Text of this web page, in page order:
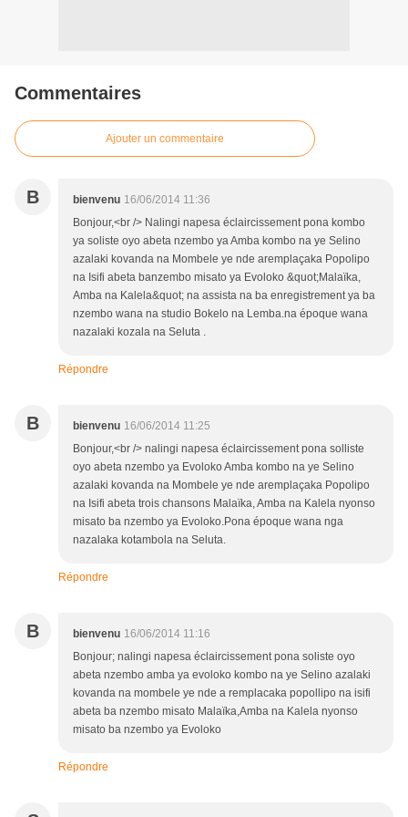
Commentaires
Ajouter un commentaire
B bienvenu 16/06/2014 11:36
Bonjour,<br /> Nalingi napesa éclaircissement pona kombo
ya soliste oyo abeta nzembo ya Amba kombo na ye Selino
azalaki kovanda na Mombele ye nde aremplaçaka Popolipo
na Isifi abeta banzembo misato ya Evoloko &quot;Malaïka,
Amba na Kalela&quot; na assista na ba enregistrement ya ba
nzembo wana na studio Bokelo na Lemba.na époque wana
nazalaki kozala na Seluta .
Répondre
B bienvenu 16/06/2014 11:25
Bonjour,<br /> nalingi napesa éclaircissement pona solliste
oyo abeta nzembo ya Evoloko Amba kombo na ye Selino
azalaki kovanda na Mombele ye nde aremplaçaka Popolipo
na Isifi abeta trois chansons Malaïka, Amba na Kalela nyonso
misato ba nzembo ya Evoloko.Pona époque wana nga
nazalaka kotambola na Seluta.
Répondre
B bienvenu 16/06/2014 11:16
Bonjour; nalingi napesa éclaircissement pona soliste oyo
abeta nzembo amba ya evoloko kombo na ye Selino azalaki
kovanda na mombele ye nde a remplacaka popollipo na isifi
abeta ba nzembo misato Malaïka,Amba na Kalela nyonso
misato ba nzembo ya Evoloko
Répondre